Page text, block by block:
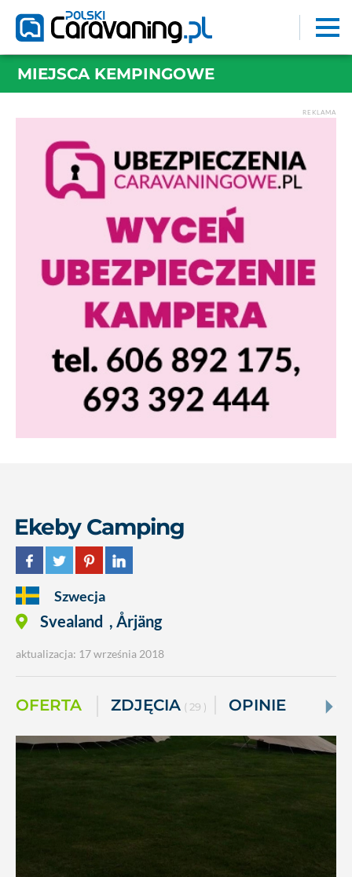
MIEJSCA KEMPINGOWE
REKLAMA
Ekeby Camping
Szwecja
Svealand , Årjäng
aktualizacja: 17 września 2018
OFERTA ZDJĘCIA ( 29 ) OPINIE